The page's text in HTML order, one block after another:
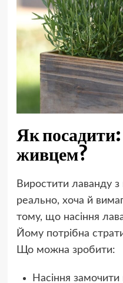
Як посадити:
живцем?
Виростити лаванду з
реально, хоча й
тому, що насіння
Йому потрібна
Що можна зробити:
Насіння замочити